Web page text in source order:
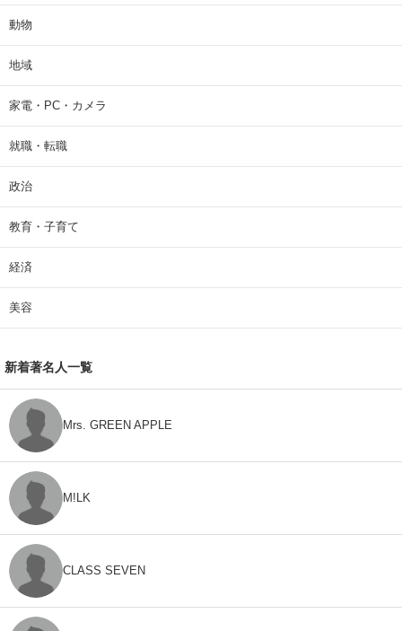
動物
地域
家電・PC・カメラ
就職・転職
政治
教育・子育て
経済
美容
新着著名人一覧
Mrs. GREEN APPLE
M!LK
CLASS SEVEN